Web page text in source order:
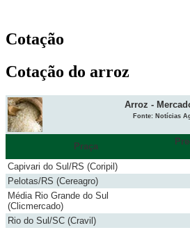
Cotação
Cotação do arroz
Arroz -
Fonte: Notícias
Praça
Capivari do Sul/RS (Coripil)
Pelotas/RS (Cereagro)
Média Rio Grande do Sul
(Clicmercado)
Rio do Sul/SC (Cravil)